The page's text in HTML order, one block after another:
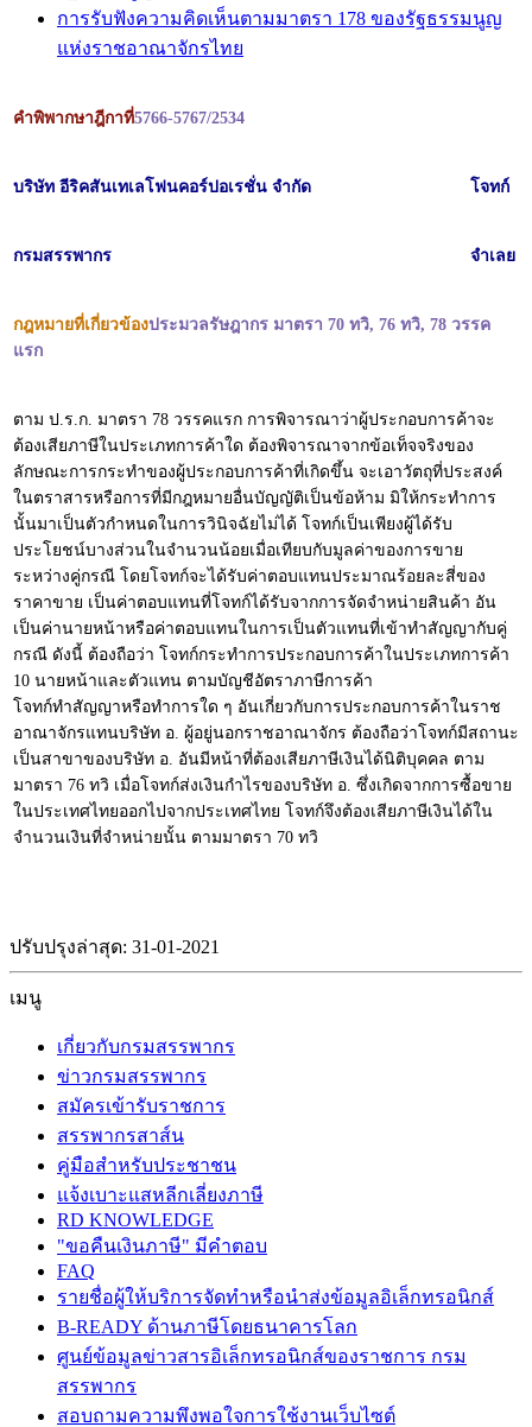
การรับฟังความคิดเห็นตามมาตรา 178 ของรัฐธรรมนูญ
แห่งราชอาณาจักรไทย
คำพิพากษาฎีกาที่5766-5767/2534
บริษัท อีริคสันเทเลโฟนคอร์ปอเรชั่น จำกัด โจทก์
กรมสรรพากร จำเลย
กฎหมายที่เกี่ยวข้องประมวลรัษฎากร มาตรา 70 ทวิ, 76 ทวิ, 78 วรรค
แรก
ตาม ป.ร.ก. มาตรา 78 วรรคแรก การพิจารณาว่าผู้ประกอบการค้าจะ
ต้องเสียภาษีในประเภทการค้าใด ต้องพิจารณาจากข้อเท็จจริงของ
ลักษณะการกระทำของผู้ประกอบการค้าที่เกิดขึ้น จะเอาวัตถุที่ประสงค์
ในตราสารหรือการที่มีกฎหมายอื่นบัญญัติเป็นข้อห้าม มิให้กระทำการ
นั้นมาเป็นตัวกำหนดในการวินิจฉัยไม่ได้ โจทก์เป็นเพียงผู้ได้รับ
ประโยชน์บางส่วนในจำนวนน้อยเมื่อเทียบกับมูลค่าของการขาย
ระหว่างคู่กรณี โดยโจทก์จะได้รับค่าตอบแทนประมาณร้อยละสี่ของ
ราคาขาย เป็นค่าตอบแทนที่โจทก์ได้รับจากการจัดจำหน่ายสินค้า อัน
เป็นค่านายหน้าหรือค่าตอบแทนในการเป็นตัวแทนที่เข้าทำสัญญากับคู่
กรณี ดังนี้ ต้องถือว่า โจทก์กระทำการประกอบการค้าในประเภทการค้า
10 นายหน้าและตัวแทน ตามบัญชีอัตราภาษีการค้า
โจทก์ทำสัญญาหรือทำการใด ๆ อันเกี่ยวกับการประกอบการค้าในราช
อาณาจักรแทนบริษัท อ. ผู้อยู่นอกราชอาณาจักร ต้องถือว่าโจทก์มีสถานะ
เป็นสาขาของบริษัท อ. อันมีหน้าที่ต้องเสียภาษีเงินได้นิติบุคคล ตาม
มาตรา 76 ทวิ เมื่อโจทก์ส่งเงินกำไรของบริษัท อ. ซึ่งเกิดจากการซื้อขาย
ในประเทศไทยออกไปจากประเทศไทย โจทก์จึงต้องเสียภาษีเงินได้ใน
จำนวนเงินที่จำหน่ายนั้น ตามมาตรา 70 ทวิ
ปรับปรุงล่าสุด: 31-01-2021
เมนู
เกี่ยวกับกรมสรรพากร
ข่าวกรมสรรพากร
สมัครเข้ารับราชการ
สรรพากรสาส์น
คู่มือสำหรับประชาชน
แจ้งเบาะแสหลีกเลี่ยงภาษี
RD KNOWLEDGE
"ขอคืนเงินภาษี" มีคำตอบ
FAQ
รายชื่อผู้ให้บริการจัดทำหรือนำส่งข้อมูลอิเล็กทรอนิกส์
B-READY ด้านภาษีโดยธนาคารโลก
ศูนย์ข้อมูลข่าวสารอิเล็กทรอนิกส์ของราชการ กรม
สรรพากร
สอบถามความพึงพอใจการใช้งานเว็บไซต์